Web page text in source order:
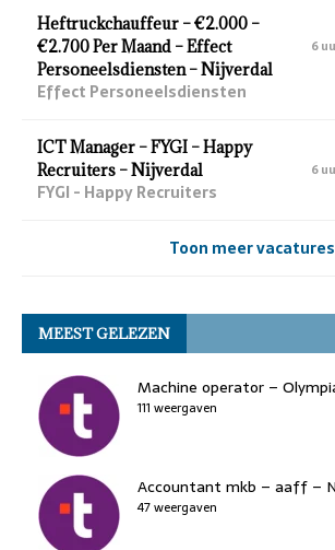
Heftruckchauffeur – €2.000 –
€2.700 Per Maand – Effect
Personeelsdiensten – Nijverdal
Effect Personeelsdiensten
6
ICT Manager – FYGI – Happy
Recruiters – Nijverdal
FYGI - Happy Recruiters
6
Toon meer vacatures
MEEST GELEZEN
Machine operator –
111 weergaven
Accountant mkb – aaff –
47 weergaven